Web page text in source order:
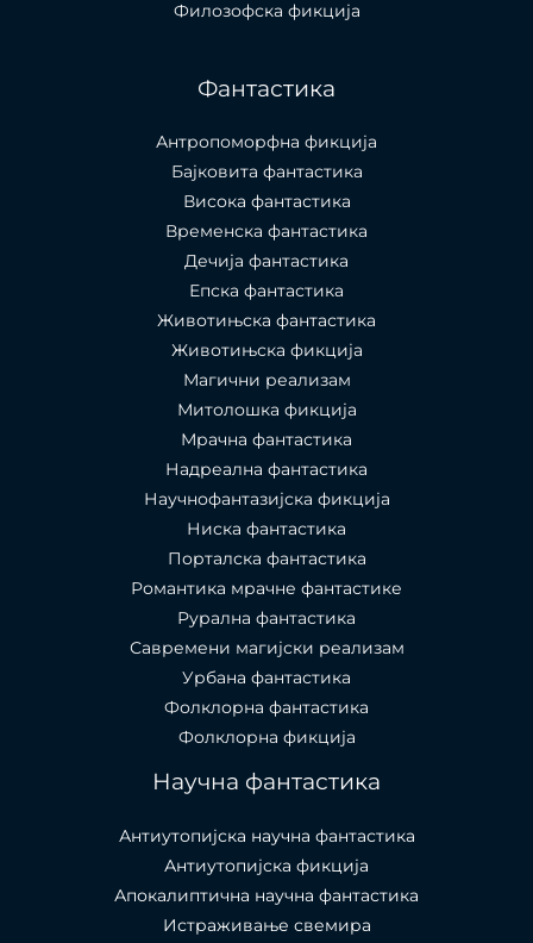
Филозофска фикција
Фантастика
Антропоморфна фикција
Бајковита фантастика
Висока фантастика
Временска фантастика
Дечија фантастика
Епска фантастика
Животињска фантастика
Животињска фикција
Магични реализам
Митолошка фикција
Мрачна фантастика
Надреална фантастика
Научнофантазијска фикција
Ниска фантастика
Порталска фантастика​
Романтика мрачне фантастике
Рурална фантастика
Савремени магијски реализам
Урбана фантастика
Фолклорна фантастика
Фолклорна фикција
Научна фантастика
Антиутопијска научна фантастика
Антиутопијска фикција
Апокалиптична научна фантастика
Истраживање свемира